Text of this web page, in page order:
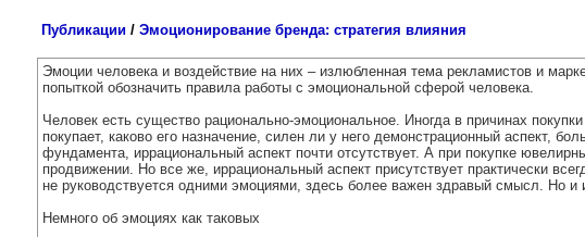
Публикации / Эмоционирование бренда: стратегия влияния
Эмоции человека и воздействие на них – излюбленная тема рекламистов и
попыткой обозначить правила работы с эмоциональной сферой человека.
Человек есть существо рационально-эмоциональное. Иногда в причинах
покупает, каково его назначение, силен ли у него демонстрационный аспект,
фундамента, иррациональный аспект почти отсутствует. А при покупке
продвижении. Но все же, иррациональный аспект присутствует практически
не руководствуется одними эмоциями, здесь более важен здравый смысл. Но
Немного об эмоциях как таковых